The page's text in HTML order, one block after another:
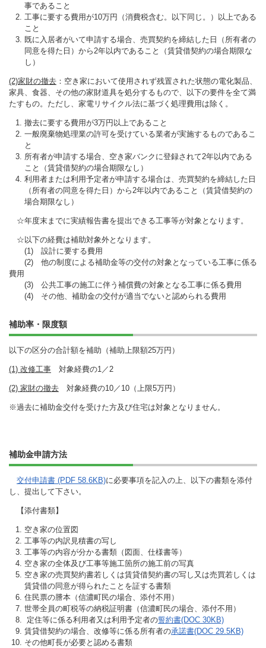
事であること
工事に要する費用が10万円（消費税含む。以下同じ。）以上である
こと
既に入居者がいて申請する場合、売買契約を締結した日（所有者の
同意を得た日）から2年以内であること（賃貸借契約の場合期限な
し）
(2)家財の撤去 ：空き家において使用されず残置された状態の電化製品、
家具、食器、その他の家財道具を処分するもので、以下の要件を全て満
たすもの。ただし、家電リサイクル法に基づく処理費用は除く。
撤去に要する費用が3万円以上であること
一般廃棄物処理業の許可を受けている業者が実施するものであるこ
と
所有者が申請する場合、空き家バンクに登録されて2年以内である
こと（賃貸借契約の場合期限なし）
利用者または利用予定者が申請する場合は、売買契約を締結した日
（所有者の同意を得た日）から2年以内であること（賃貸借契約の
場合期限なし）
☆年度末までに実績報告書を提出できる工事等が対象となります。
☆以下の経費は補助対象外となります。
(1) 設計に要する費用
(2) 他の制度による補助金等の交付の対象となっている工事に係る
費用
(3) 公共工事の施工に伴う補償費の対象となる工事に係る費用
(4) その他、補助金の交付が適当でないと認められる費用
補助率・限度額
以下の区分の合計額を補助（補助上限額25万円）
(1) 改修工事 対象経費の1／2
(2) 家財の撤去 対象経費の10／10（上限5万円）
※過去に補助金交付を受けた方及び住宅は対象となりません。
補助金申請方法
交付申請書 (PDF 58.6KB)に必要事項を記入の上、以下の書類を添付
し、提出して下さい。
【添付書類】
空き家の位置図
工事等の内訳見積書の写し
工事等の内容が分かる書類（図面、仕様書等）
空き家の全体及び工事等施工箇所の施工前の写真
空き家の売買契約書若しくは賃貸借契約書の写し又は売買若しくは
賃貸借の同意が得られたことを証する書類
住民票の謄本（信濃町民の場合、添付不用）
世帯全員の町税等の納税証明書（信濃町民の場合、添付不用）
定住等に係る利用者又は利用予定者の誓約書(DOC 30KB)
賃貸借契約の場合、改修等に係る所有者の承諾書(DOC 29.5KB)
その他町長が必要と認める書類